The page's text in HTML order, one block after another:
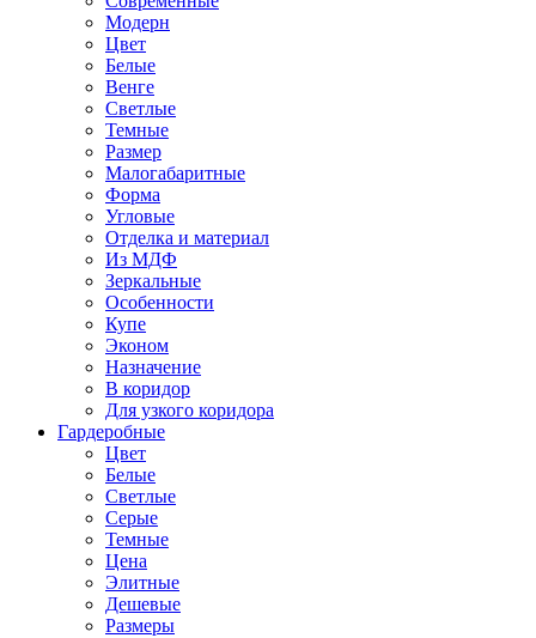
Модерн
Цвет
Белые
Венге
Светлые
Темные
Размер
Малогабаритные
Форма
Угловые
Отделка и материал
Из МДФ
Зеркальные
Особенности
Купе
Эконом
Назначение
В коридор
Для узкого коридора
Гардеробные
Цвет
Белые
Светлые
Серые
Темные
Цена
Элитные
Дешевые
Размеры